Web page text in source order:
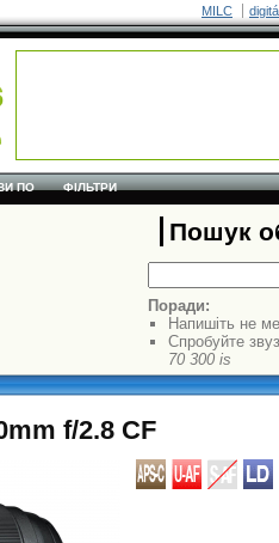
MILC
ПО ФІЛЬТРИ
Пошук
Поради:
Напишіть не
Спробуйте
70 300 is
f/2.8 CF